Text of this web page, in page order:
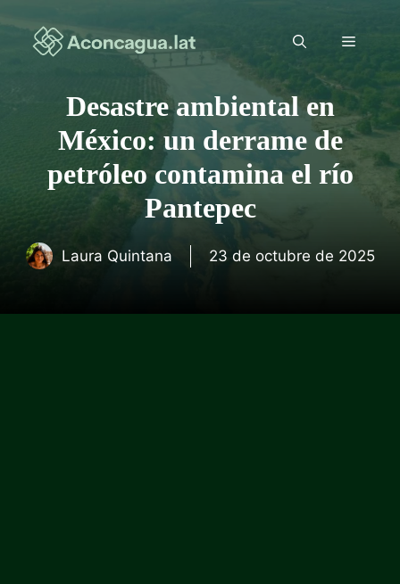
contenido
Menú
Desastre ambiental en
México: un derrame de
petróleo contamina el río
Pantepec
Laura Quintana 23 de octubre de 2025